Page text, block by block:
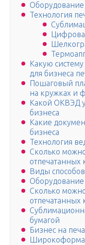
Оборудование
Технология
Какую
для бизнеса
Пошаговый
на кружках и
Какой ОКВЭД
бизнеса
Какие
бизнеса
Технология
Сколько
отпечатанных
Виды
Оборудование
Сколько
отпечатанных
бумагой
Бизнес на